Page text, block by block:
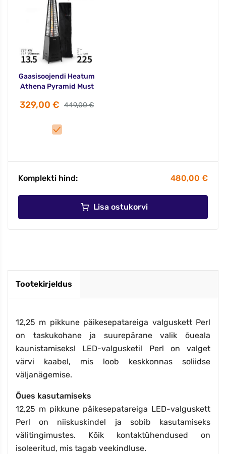
Gaasisoojendi Heatum
Athena Pyramid Must
329,00 € 449,00 €
Komplekti hind: 480,00 €
Lisa ostukorvi
Tootekirjeldus
12,25 m pikkune päikesepatareiga valguskett Perl
on taskukohane ja suurepärane valik õueala
kaunistamiseks! LED-valgusketil Perl on valget
värvi kaabel, mis loob keskkonnas soliidse
väljanägemise.
Õues kasutamiseks
12,25 m pikkune päikesepatareiga LED-valguskett
Perl on niiskuskindel ja sobib kasutamiseks
välitingimustes. Kõik kontaktühendused on
isoleeritud, mis tagab veekindluse.